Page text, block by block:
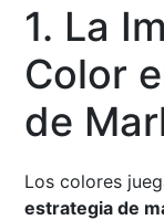
1. La
Color
de
Los colores
estrategia de